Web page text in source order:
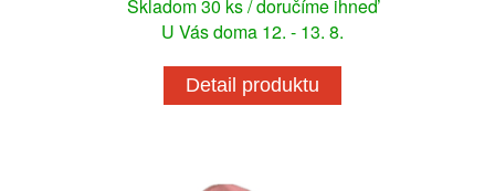
Skladom 30 ks / doručíme ihneď
U Vás doma 12. - 13. 8.
Detail produktu